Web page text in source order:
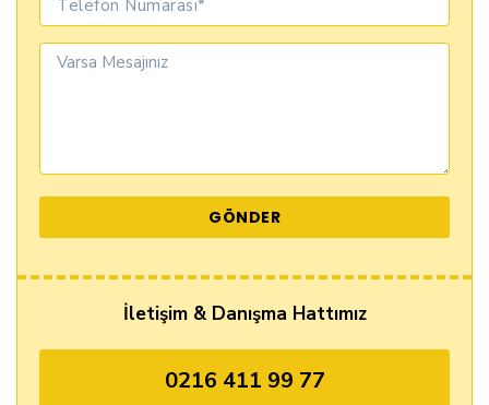
İletişim & Danışma Hattımız
0216 411 99 77